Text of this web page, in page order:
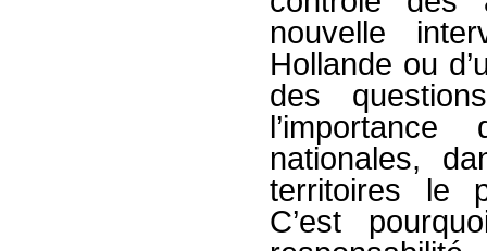
nouvelle
Hollande ou
des
l’importance
nationales,
territoires le
C’est